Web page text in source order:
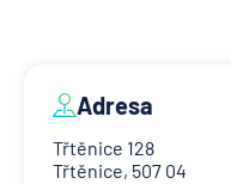
Adresa
Třtěnice 128
Třtěnice, 507 04